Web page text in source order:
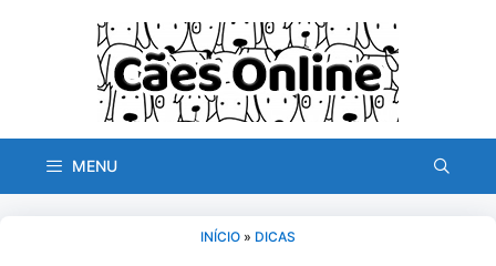
MENU
INÍCIO » DICAS